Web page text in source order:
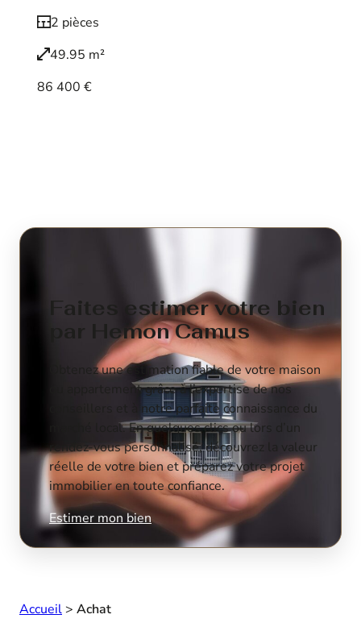
2 pièces
49.95 m²
86 400 €
Faites estimer votre bien
par Hemon Camus
Obtenez une estimation fiable de votre maison
ou appartement grâce à l’expertise de nos
conseillers et à notre parfaite connaissance du
marché local. En quelques clics ou lors d’un
rendez-vous personnalisé, découvrez la valeur
réelle de votre bien et préparez votre projet
immobilier en toute confiance.
Estimer mon bien
Accueil > Achat